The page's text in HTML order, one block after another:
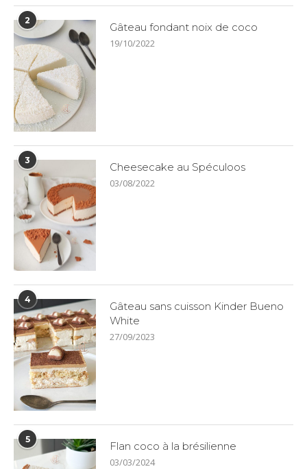
2
Gâteau fondant noix de coco
19/10/2022
3
Cheesecake au Spéculoos
03/08/2022
4
Gâteau sans cuisson Kinder Bueno
White
27/09/2023
5
Flan coco à la brésilienne
03/03/2024